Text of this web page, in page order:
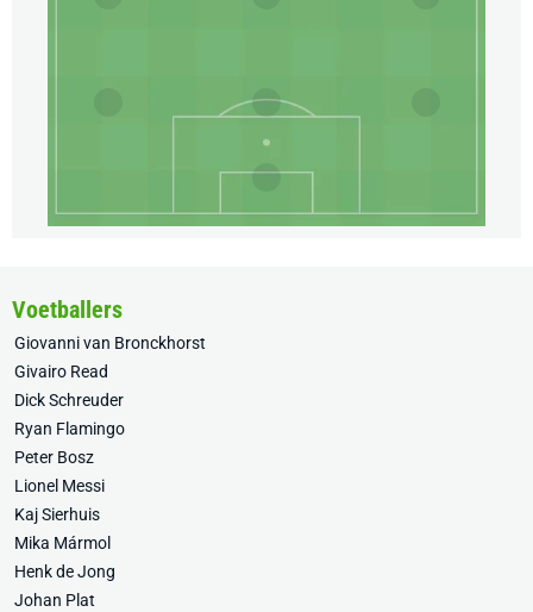
Voetballers
Giovanni van Bronckhorst
Givairo Read
Dick Schreuder
Ryan Flamingo
Peter Bosz
Lionel Messi
Kaj Sierhuis
Mika Mármol
Henk de Jong
Johan Plat